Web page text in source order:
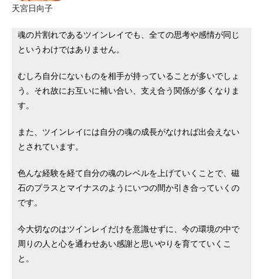
天宮日向子
魂の片割れであるツインレイでも、全ての思考や感情が同じ
というわけではありません。
むしろ自分にないものを相手が持っていることが多いでしょ
う。それ故にお互いに補い合い、支え合う関係が多くなりま
す。
また、ツインレイには自分の魂の成長がなければ出会えない
とされています。
色んな経験を経て自分の魂のレベルを上げていくことで、磁
石のプラスとマイナスのようにいつの間か引き合っていくの
です。
今大切なのはツインレイだけを意識せずに、今の環境の中で
周りの人と心を通わせあい感謝と思いやりを育てていくこ
と。